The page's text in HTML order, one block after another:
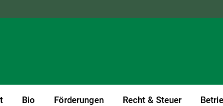
Bio Förderungen Recht & Steuer